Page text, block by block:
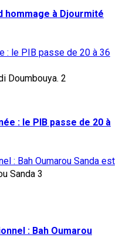
hommage à Djourmité
: le PIB passe de 20 à 36
2
: le PIB passe de 20 à
: Bah Oumarou Sanda est
3
: Bah Oumarou